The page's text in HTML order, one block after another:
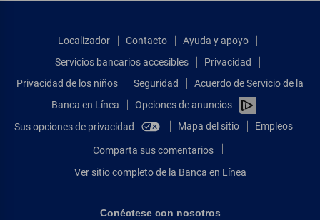
Localizador Contacto
Ayuda y apoyo
Servicios bancarios accesibles
Privacidad
Privacidad de los niños
Seguridad
Acuerdo de Servicio de la
Banca en Línea
Opciones de anuncios
Sus opciones de privacidad
Mapa del sitio Empleos
Comparta sus comentarios
Ver sitio completo de la Banca en Línea
Conéctese con nosotros